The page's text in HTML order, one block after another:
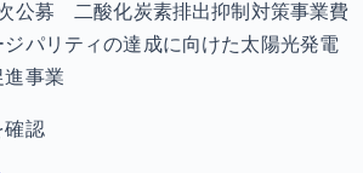
公募 二酸化炭素排出抑制対策事業費
パリティの達成に向けた太陽光発電
進事業
確認